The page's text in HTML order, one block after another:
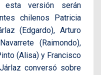
versión serán
chilenos Patricia
(Edgardo), Arturo
(Raimondo),
(Alisa) y Francisco
conversó sobre